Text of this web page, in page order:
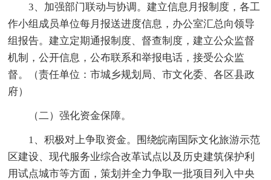
3、加强部门联动与协调。建立信息月报制度，各工
作小组成员单位每月报送进度信息，办公室汇总向领导
组报告。建立定期通报制度、督查制度，建立公众监督
机制，公开信息，公布联系和举报电话，接受公众监
督。（责任单位：市城乡规划局、市文化委、各区县政
府）
（二）强化资金保障。
1、积极对上争取资金。围绕皖南国际文化旅游示范
区建设、现代服务业综合改革试点以及历史建筑保护利
用试点城市等方面，策划并全力争取一批项目列入中央